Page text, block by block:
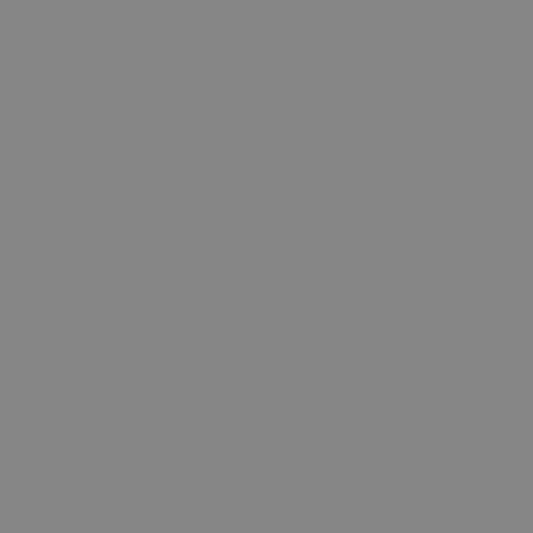
Все материалы сайта
Creative Commons